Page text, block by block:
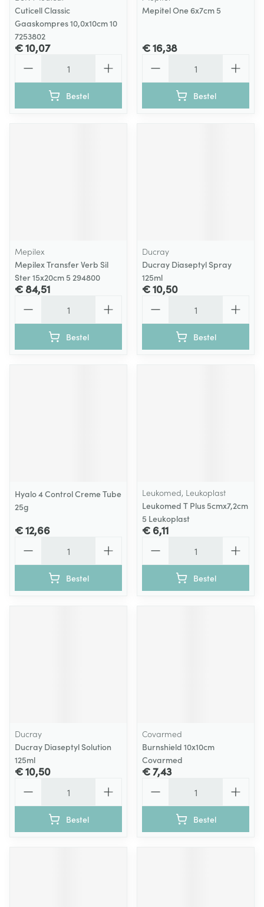
Cuticell Classic
Gaaskompres 10,0x10cm 10
7253802
€ 10,07
Bestel
Mepitel One 6x7cm 5
€ 16,38
Bestel
Mepilex
Mepilex Transfer Verb Sil
Ster 15x20cm 5 294800
€ 84,51
Bestel
Ducray
Ducray Diaseptyl Spray
125ml
€ 10,50
Bestel
Hyalo 4 Control Creme Tube
25g
€ 12,66
Bestel
Leukomed, Leukoplast
Leukomed T Plus 5cmx7,2cm
5 Leukoplast
€ 6,11
Bestel
Ducray
Ducray Diaseptyl Solution
125ml
€ 10,50
Bestel
Covarmed
Burnshield 10x10cm
Covarmed
€ 7,43
Bestel